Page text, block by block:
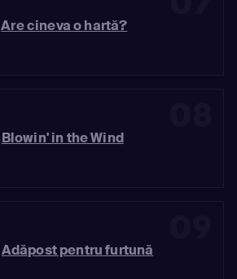
Are cineva o hartă?
Blowin' in the Wind
Adăpost pentru furtună